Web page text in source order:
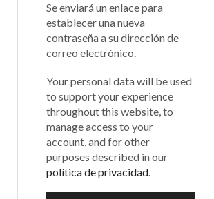
Se enviará un enlace para
establecer una nueva
contraseña a su dirección de
correo electrónico.
Your personal data will be used
to support your experience
throughout this website, to
manage access to your
account, and for other
purposes described in our
política de privacidad.